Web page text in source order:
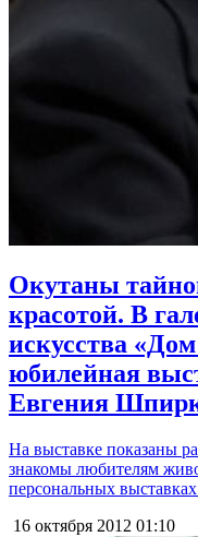
Окутаны
красотой. В
искусства
юбилейная
Евгения
На выставке показаны
знакомы любителям
персональных
16 октября 2012 01:10